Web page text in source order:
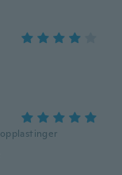
opplastinger